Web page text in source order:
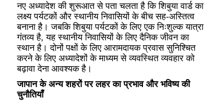
नए अध्यादेश की शुरूआत से पता चलता है कि शिबुया वार्ड का
लक्ष्य पर्यटकों और स्थानीय निवासियों के बीच सह-अस्तित्व
बनाना है। जबकि शिबुया पर्यटकों के लिए एक निःशुल्क यात्रा
गंतव्य है, यह स्थानीय निवासियों के लिए दैनिक जीवन का
स्थान है। दोनों पक्षों के लिए आरामदायक प्रवास सुनिश्चित
करने के लिए अध्यादेशों के माध्यम से व्यवस्थित व्यवहार को
बढ़ावा देना आवश्यक है।
जापान के अन्य शहरों पर लहर का प्रभाव और भविष्य की
चुनौतियाँ